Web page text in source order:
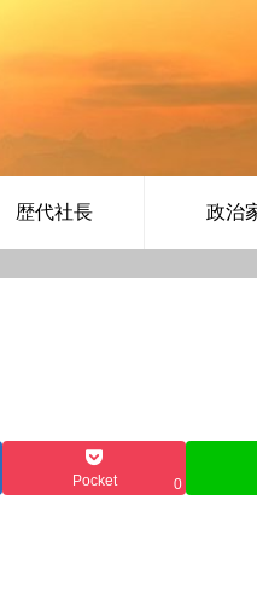
歴代社長 政治
Pocket 0